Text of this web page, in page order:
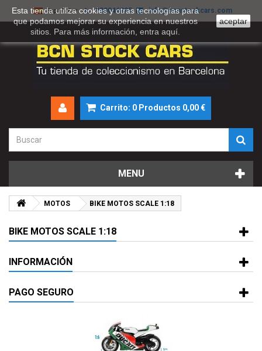
Español 930046895 info@bcnstockcars.com
Carrito: 0 Productos 0,00 €
MENU
MOTOS BIKE MOTOS SCALE 1:18
BIKE MOTOS SCALE 1:18
INFORMACIÓN
PAGO SEGURO
Esta tienda utiliza cookies y otras tecnologías para
que podamos mejorar su experiencia en nuestros
sitios. Para más información, entra aquí
aceptar